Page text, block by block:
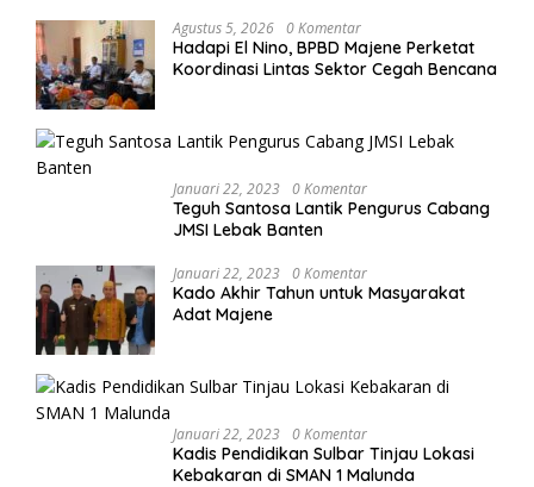
Agustus 5, 2026 0 Komentar
Hadapi El Nino, BPBD Majene Perketat
Koordinasi Lintas Sektor Cegah Bencana
Januari 22, 2023 0 Komentar
Teguh Santosa Lantik Pengurus Cabang
JMSI Lebak Banten
Januari 22, 2023 0 Komentar
Kado Akhir Tahun untuk Masyarakat
Adat Majene
Januari 22, 2023 0 Komentar
Kadis Pendidikan Sulbar Tinjau Lokasi
Kebakaran di SMAN 1 Malunda